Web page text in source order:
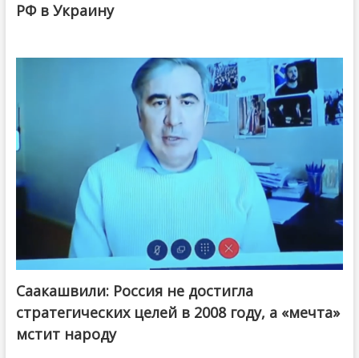
РФ в Украину
Саакашвили: Россия не достигла
стратегических целей в 2008 году, а «мечта»
мстит народу